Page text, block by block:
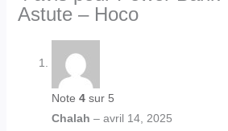
Astute – Hoco
Note 4sur 5
Chalah – avril 14, 2025